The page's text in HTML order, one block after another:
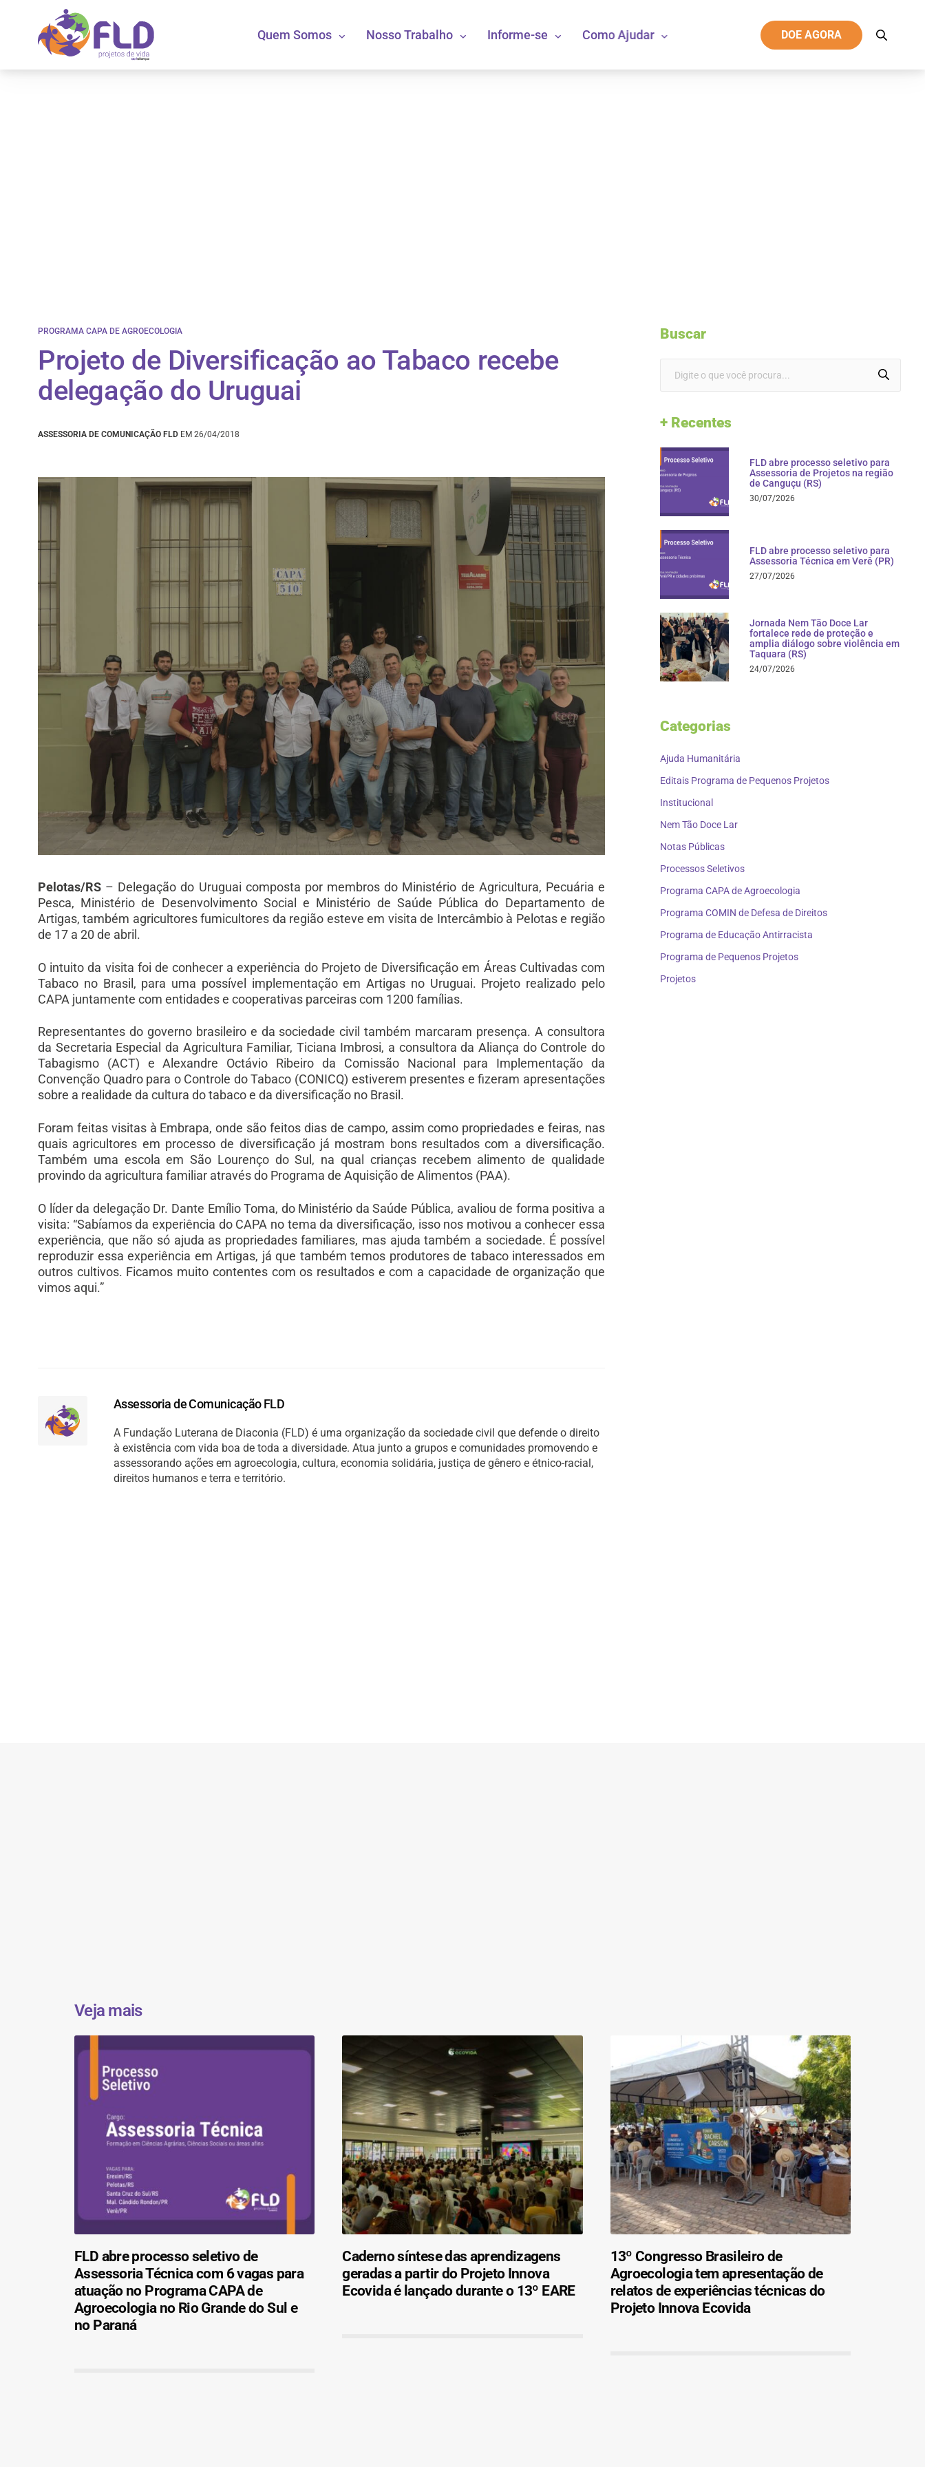
Quem Somos Nosso Trabalho Informe-se Como Ajudar DOE AGORA
PROGRAMA CAPA DE AGROECOLOGIA
Projeto de Diversificação ao Tabaco recebe
delegação do Uruguai
ASSESSORIA DE COMUNICAÇÃO FLD EM 26/04/2018
Pelotas/RS – Delegação do Uruguai composta por membros do Ministério de Agricultura, Pecuária e
Pesca, Ministério de Desenvolvimento Social e Ministério de Saúde Pública do Departamento de
Artigas, também agricultores fumicultores da região esteve em visita de Intercâmbio à Pelotas e região
de 17 a 20 de abril.
O intuito da visita foi de conhecer a experiência do Projeto de Diversificação em Áreas Cultivadas com
Tabaco no Brasil, para uma possível implementação em Artigas no Uruguai. Projeto realizado pelo
CAPA juntamente com entidades e cooperativas parceiras com 1200 famílias.
Representantes do governo brasileiro e da sociedade civil também marcaram presença. A consultora
da Secretaria Especial da Agricultura Familiar, Ticiana Imbrosi, a consultora da Aliança do Controle do
Tabagismo (ACT) e Alexandre Octávio Ribeiro da Comissão Nacional para Implementação da
Convenção Quadro para o Controle do Tabaco (CONICQ) estiverem presentes e fizeram apresentações
sobre a realidade da cultura do tabaco e da diversificação no Brasil.
Foram feitas visitas à Embrapa, onde são feitos dias de campo, assim como propriedades e feiras, nas
quais agricultores em processo de diversificação já mostram bons resultados com a diversificação.
Também uma escola em São Lourenço do Sul, na qual crianças recebem alimento de qualidade
provindo da agricultura familiar através do Programa de Aquisição de Alimentos (PAA).
O líder da delegação Dr. Dante Emílio Toma, do Ministério da Saúde Pública, avaliou de forma positiva a
visita: “Sabíamos da experiência do CAPA no tema da diversificação, isso nos motivou a conhecer essa
experiência, que não só ajuda as propriedades familiares, mas ajuda também a sociedade. É possível
reproduzir essa experiência em Artigas, já que também temos produtores de tabaco interessados em
outros cultivos. Ficamos muito contentes com os resultados e com a capacidade de organização que
vimos aqui.”
Assessoria de Comunicação FLD
A Fundação Luterana de Diaconia (FLD) é uma organização da sociedade civil que defende o direito
à existência com vida boa de toda a diversidade. Atua junto a grupos e comunidades promovendo e
assessorando ações em agroecologia, cultura, economia solidária, justiça de gênero e étnico-racial,
direitos humanos e terra e território.
Buscar
+ Recentes
FLD abre processo seletivo para
Assessoria de Projetos na região
de Canguçu (RS)
30/07/2026
FLD abre processo seletivo para
Assessoria Técnica em Verê (PR)
27/07/2026
Jornada Nem Tão Doce Lar
fortalece rede de proteção e
amplia diálogo sobre violência em
Taquara (RS)
24/07/2026
Categorias
Ajuda Humanitária
Editais Programa de Pequenos Projetos
Institucional
Nem Tão Doce Lar
Notas Públicas
Processos Seletivos
Programa CAPA de Agroecologia
Programa COMIN de Defesa de Direitos
Programa de Educação Antirracista
Programa de Pequenos Projetos
Projetos
Veja mais
FLD abre processo seletivo de
Assessoria Técnica com 6 vagas para
atuação no Programa CAPA de
Agroecologia no Rio Grande do Sul e
no Paraná
Caderno síntese das aprendizagens
geradas a partir do Projeto Innova
Ecovida é lançado durante o 13º EARE
13º Congresso Brasileiro de
Agroecologia tem apresentação de
relatos de experiências técnicas do
Projeto Innova Ecovida